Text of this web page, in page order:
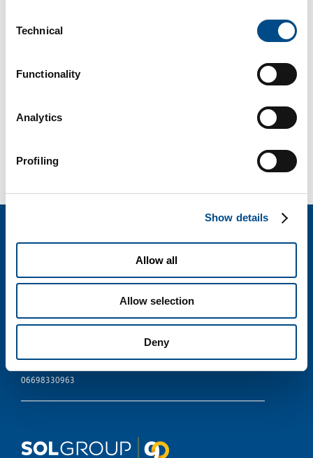
Selection
Technical
Functionality
Analytics
Profiling
Show details
Allow all
Allow selection
Deny
Share This Story, Choose Your Platform!
BIOTECHSOL SRL
Via Borgazzi, 27 - 20900 Monza
Cap. soc. i.v. 110.000 euro - Sede Legale Monza R.E.A. 1863823
06698330963